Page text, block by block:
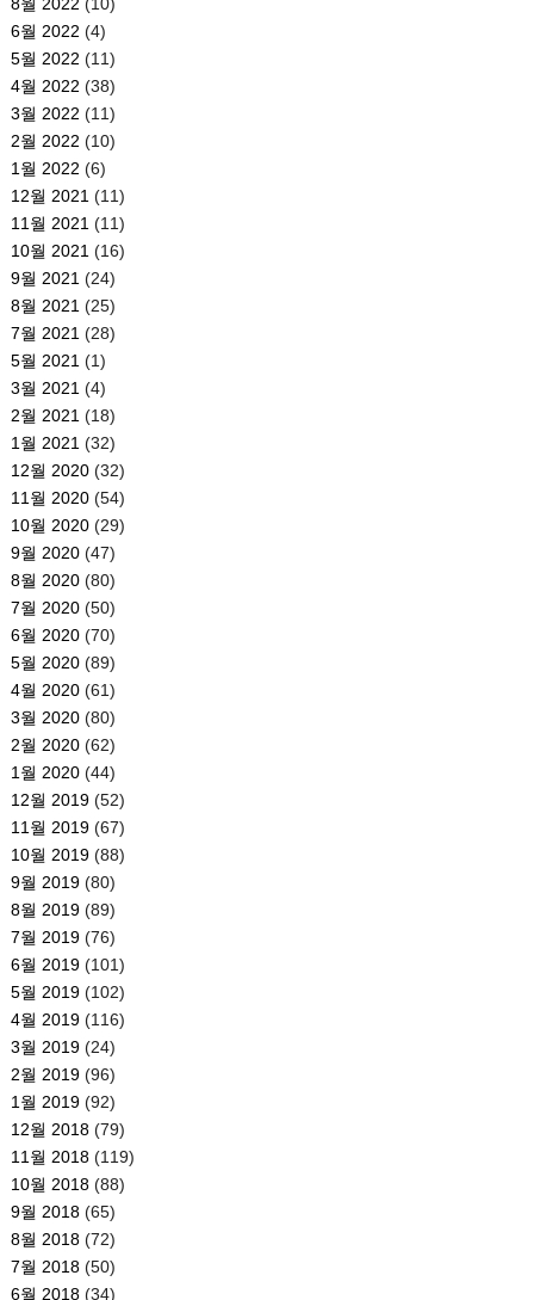
6월 2022 (4)
5월 2022 (11)
4월 2022 (38)
3월 2022 (11)
2월 2022 (10)
1월 2022 (6)
12월 2021 (11)
11월 2021 (11)
10월 2021 (16)
9월 2021 (24)
8월 2021 (25)
7월 2021 (28)
5월 2021 (1)
3월 2021 (4)
2월 2021 (18)
1월 2021 (32)
12월 2020(32)
11월 2020(54)
10월 2020(29)
9월 2020(47)
8월 2020(80)
7월 2020(50)
6월 2020(70)
5월 2020(89)
4월 2020(61)
3월 2020(80)
2월 2020(62)
1월 2020(44)
12월 2019(52)
11월 2019(67)
10월 2019(88)
9월 2019(80)
8월 2019(89)
7월 2019(76)
6월 2019(101)
5월 2019(102)
4월 2019(116)
3월 2019(24)
2월 2019(96)
1월 2019(92)
12월 2018(79)
11월 2018(119)
10월 2018(88)
9월 2018(65)
8월 2018(72)
7월 2018(50)
6월 2018(34)